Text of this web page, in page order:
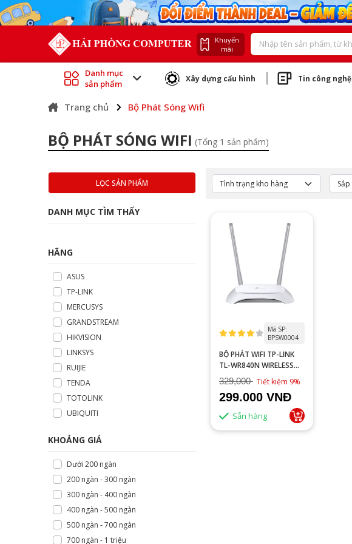
Khuyến
mãi
Danh mục
sản phẩm
Xây dựng cấu hình Tin công nghệ
Trang chủ Bộ Phát Sóng Wifi
BỘ PHÁT SÓNG WIFI (Tổng 1 sản phẩm)
LỌC SẢN PHẨM
DANH MỤC TÌM THẤY
HÃNG
ASUS
TP-LINK
MERCUSYS
GRANDSTREAM
HIKVISION
LINKSYS
RUIJIE
TENDA
TOTOLINK
UBIQUITI
KHOẢNG GIÁ
Dưới 200 ngàn
200 ngàn - 300 ngàn
300 ngàn - 400 ngàn
400 ngàn - 500 ngàn
500 ngàn - 700 ngàn
700 ngàn - 1 triệu
Mã SP:
BPSW0004
BỘ PHÁT WIFI TP-LINK
TL-WR840N WIRELESS
N300MBPS
329,000 Tiết kiệm 9%
299.000 VNĐ
Sẵn hàng